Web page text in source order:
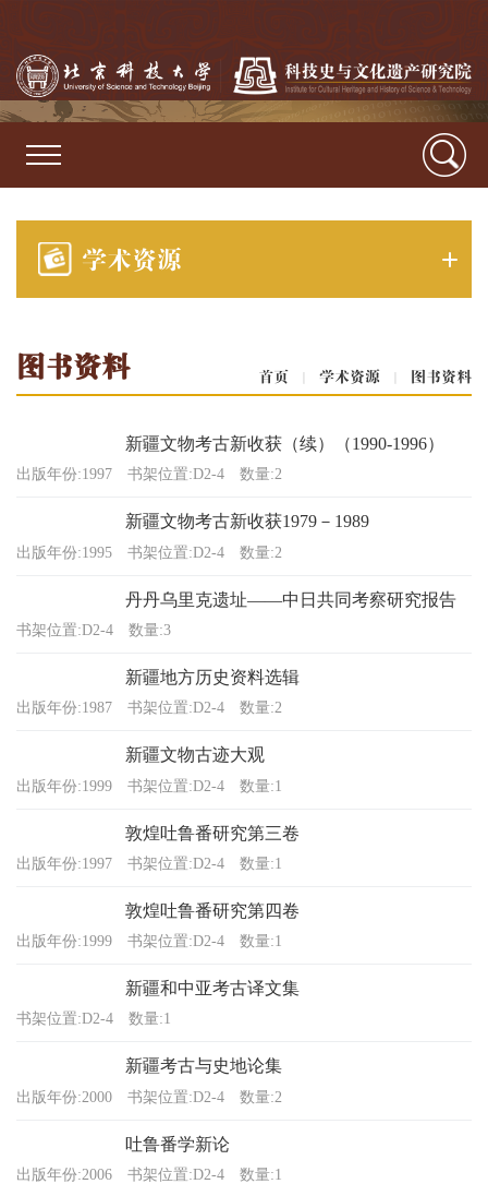
学术资源
首页 | 学术资源 | 图书资料
图书资料
新疆文物考古新收获（续）（1990-1996）
出版年份:1997 书架位置:D2-4 数量:2
新疆文物考古新收获1979－1989
出版年份:1995 书架位置:D2-4 数量:2
丹丹乌里克遗址——中日共同考察研究报告
书架位置:D2-4 数量:3
新疆地方历史资料选辑
出版年份:1987 书架位置:D2-4 数量:2
新疆文物古迹大观
出版年份:1999 书架位置:D2-4 数量:1
敦煌吐鲁番研究第三卷
出版年份:1997 书架位置:D2-4 数量:1
敦煌吐鲁番研究第四卷
出版年份:1999 书架位置:D2-4 数量:1
新疆和中亚考古译文集
书架位置:D2-4 数量:1
新疆考古与史地论集
出版年份:2000 书架位置:D2-4 数量:2
吐鲁番学新论
出版年份:2006 书架位置:D2-4 数量:1